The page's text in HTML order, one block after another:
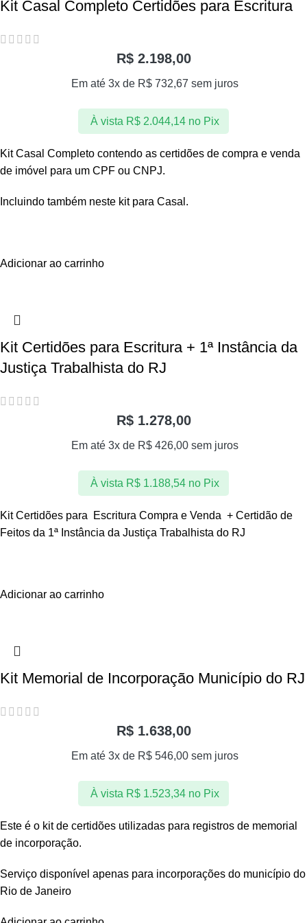
Kit Casal Completo Certidões para Escritura
R$2.198,00
Em até 3x de R$ 732,67 sem juros
À vista R$ 2.044,14 no Pix
Kit Casal Completo contendo as certidões de compra e venda
de imóvel para um CPF ou CNPJ.
Incluindo também neste kit para Casal.
Adicionar ao carrinho
Kit Certidões para Escritura + 1ª Instância da
Justiça Trabalhista do RJ
R$1.278,00
Em até 3x de R$ 426,00 sem juros
À vista R$ 1.188,54 no Pix
Kit Certidões para Escritura Compra e Venda + Certidão de
Feitos da 1ª Instância da Justiça Trabalhista do RJ
Adicionar ao carrinho
Kit Memorial de Incorporação Município do RJ
R$1.638,00
Em até 3x de R$ 546,00 sem juros
À vista R$ 1.523,34 no Pix
Este é o kit de certidões utilizadas para registros de memorial
de incorporação.
Serviço disponível apenas para incorporações do município do
Rio de Janeiro